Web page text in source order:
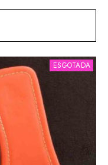
ESGOTADA